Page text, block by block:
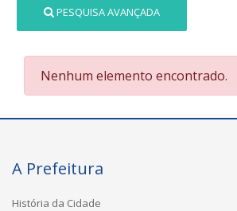
PESQUISA AVANÇADA
Nenhum elemento encontrado.
A Prefeitura
História da Cidade